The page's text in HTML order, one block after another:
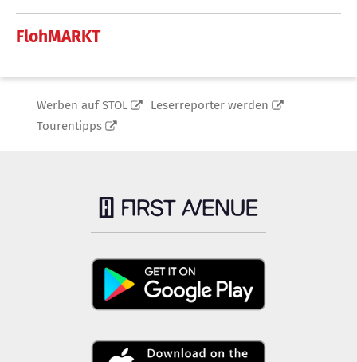
FlohMARKT
Werben auf STOL
Leserreporter werden
Tourentipps